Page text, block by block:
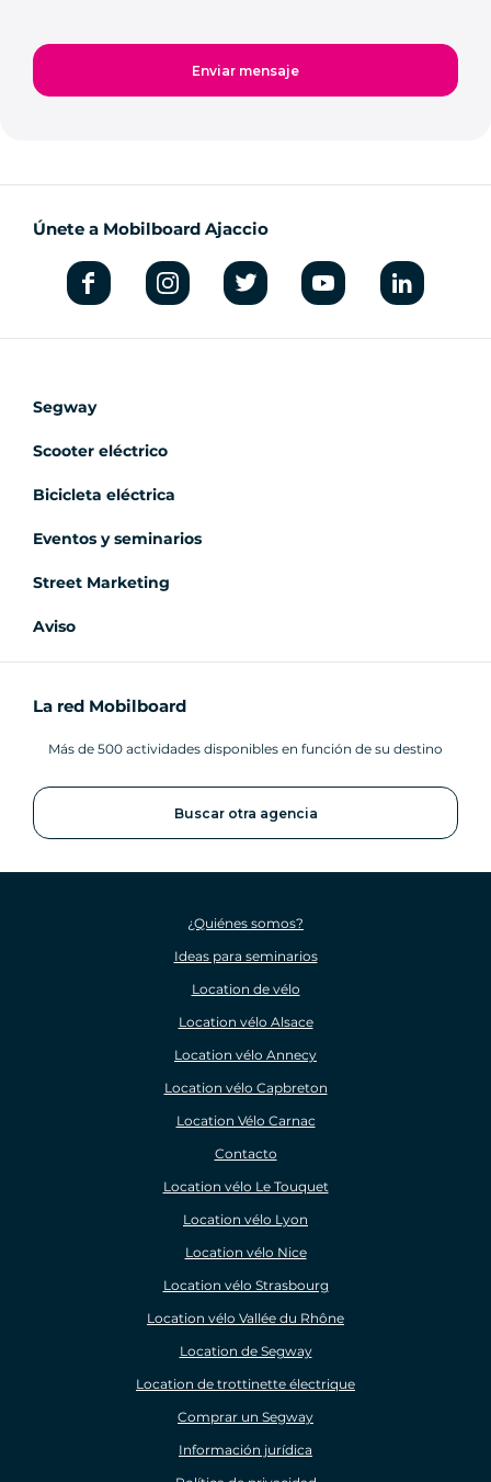
Únete a Mobilboard Ajaccio
Segway
Scooter eléctrico
Bicicleta eléctrica
Eventos y seminarios
Street Marketing
Aviso
La red Mobilboard
Más de 500 actividades disponibles en función de su destino
Buscar otra agencia
¿Quiénes somos?
Ideas para seminarios
Location de vélo
Location vélo Alsace
Location vélo Annecy
Location vélo Capbreton
Location Vélo Carnac
Contacto
Location vélo Le Touquet
Location vélo Lyon
Location vélo Nice
Location vélo Strasbourg
Location vélo Vallée du Rhône
Location de Segway
Location de trottinette électrique
Comprar un Segway
Información jurídica